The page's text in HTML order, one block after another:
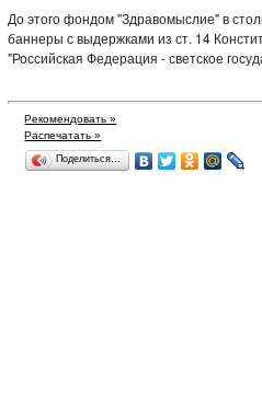
До этого фондом "Здравомыслие" в
баннеры с выдержками из ст. 14
"Российская Федерация - светское
Рекомендовать »
Распечатать »
Поделиться…